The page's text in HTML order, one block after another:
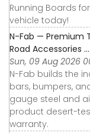
Running Boards
vehicle today!
N-Fab — Premium
Road Accessories ...
Sun, 09 Aug 2026
N-Fab builds the
bars, bumpers,
gauge steel and
product desert-
warranty.